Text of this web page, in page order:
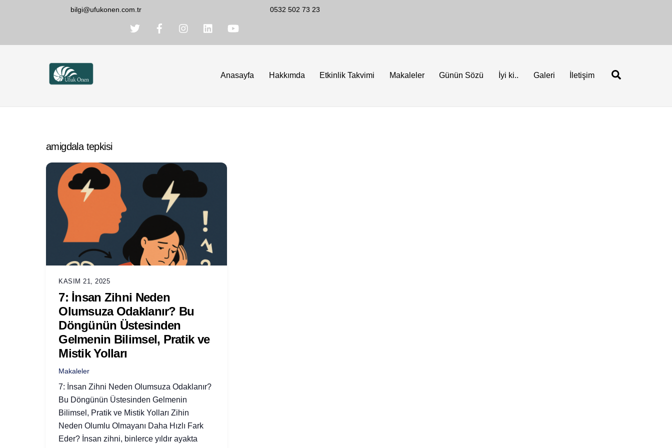
bilgi@ufukonen.com.tr 0532 502 73 23
Anasayfa Hakkımda Etkinlik Takvimi Makaleler Günün Sözü İyi ki.. Galeri İletişim
amigdala tepkisi
KASIM 21, 2025
7: İnsan Zihni Neden
Olumsuza Odaklanır? Bu
Döngünün Üstesinden
Gelmenin Bilimsel, Pratik ve
Mistik Yolları
Makaleler
7: İnsan Zihni Neden Olumsuza Odaklanır?
Bu Döngünün Üstesinden Gelmenin
Bilimsel, Pratik ve Mistik Yolları Zihin
Neden Olumlu Olmayanı Daha Hızlı Fark
Eder? İnsan zihni, binlerce yıldır ayakta